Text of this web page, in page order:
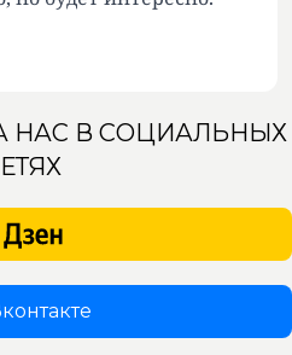
НАС В СОЦИАЛЬНЫХ